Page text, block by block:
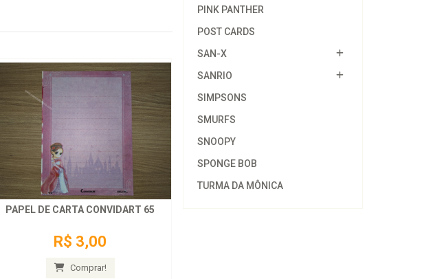
PAPEL DE CARTA CONVIDART 65
R$ 3,00
Comprar!
PINK PANTHER
POST CARDS
SAN-X
SANRIO
SIMPSONS
SMURFS
SNOOPY
SPONGE BOB
TURMA DA MÔNICA